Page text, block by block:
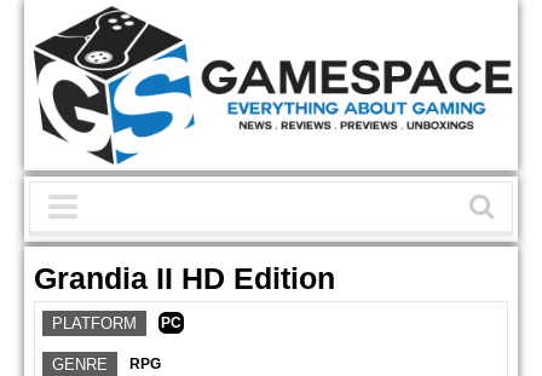
Grandia II HD Edition
PLATFORM PC
GENRE RPG